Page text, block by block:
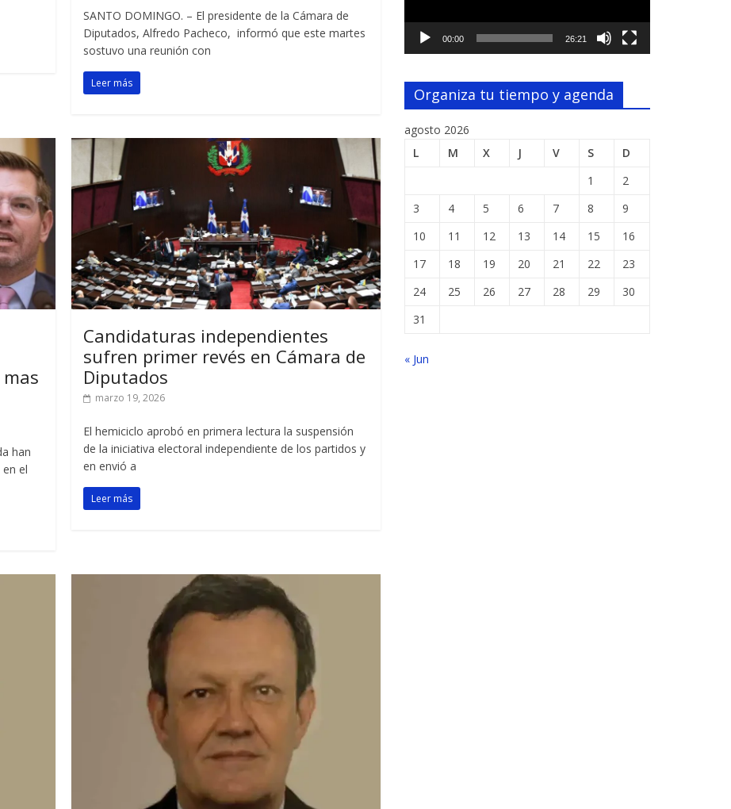
SANTO DOMINGO. – El presidente de la Cámara de
Diputados, Alfredo Pacheco, informó que este martes
sostuvo una reunión con
Leer más
han
el
Candidaturas independientes
sufren primer revés en Cámara de
Diputados
marzo 19, 2026
El hemiciclo aprobó en primera lectura la suspensión
de la iniciativa electoral independiente de los partidos y
en envió a
Leer más
00:00 26:21
Organiza tu tiempo y agenda
agosto 2026
L
M X J V S
D
1
2
3
4 5 6 7 8
9
10
11 12 13 14 15
16
17
18 19 20 21 22
23
24
25 26 27 28 29
30
31
« Jun